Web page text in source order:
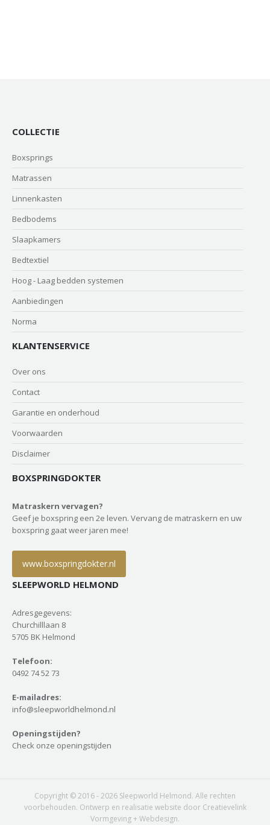
COLLECTIE
Boxsprings
Matrassen
Linnenkasten
Bedbodems
Slaapkamers
Bedtextiel
Hoog - Laag bedden systemen
Aanbiedingen
Norma
KLANTENSERVICE
Over ons
Contact
Garantie en onderhoud
Voorwaarden
Disclaimer
BOXSPRINGDOKTER
Matraskern vervagen?
Geef je boxspring een 2e leven. Vervang de matraskern en uw
boxspring gaat weer jaren mee!
www.boxspringdokter.nl
SLEEPWORLD HELMOND
Adresgegevens:
Churchilllaan 8
5705 BK Helmond
Telefoon:
0492 74 52 73
E-mailadres:
info@sleepworldhelmond.nl
Openingstijden?
Check onze openingstijden
Copyright © 2016 - 2026 Sleepworld Helmond. Alle rechten
voorbehouden. Ontwerp en realisatie website door Creatievelink
Vormgeving + Webdesign.